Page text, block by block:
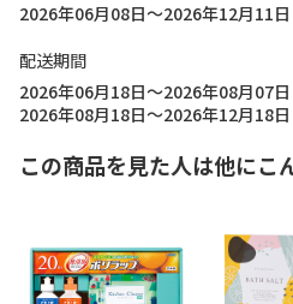
2026年06月08日～2026年12月11日
配送期間
2026年06月18日～2026年08月07日
2026年08月18日～2026年12月18日
この商品を見た人は他にこ